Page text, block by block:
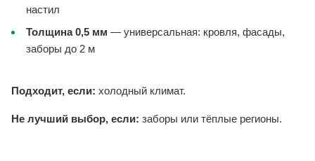
настил
Толщина 0,5 мм — универсальная: кровля, фасады,
заборы до 2 м
Подходит, если: холодный климат.
Не лучший выбор, если: заборы или тёплые регионы.